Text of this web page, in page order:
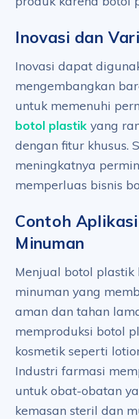
Inovasi dan
Inovasi dapat
mengembangkan
untuk memenuhi
botol plastik yang
dengan fitur khusus.
meningkatnya
memperluas bisnis
Contoh
Minuman
Menjual botol plastik
minuman yang
aman dan tahan
memproduksi botol
kosmetik seperti
Industri farmasi
untuk obat-obatan
kemasan steril dan